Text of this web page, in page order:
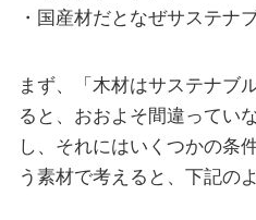
・国産材だとなぜサステナ
まず、「木材はサステナブ
ると、おおよそ間違ってい
し、それにはいくつかの条
う素材で考えると、下記の